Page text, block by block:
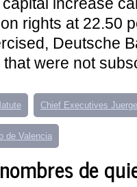
rights at 22.50
Deutsche
were not
Chief Executives
de Valencia
de